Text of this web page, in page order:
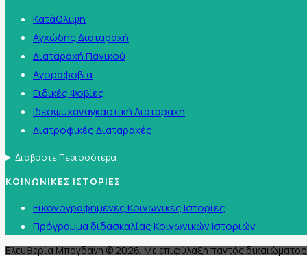
Κατάθλιψη
Αγχώδης Διαταραχή
Διαταραχή Πανικού
Αγοραφοβία
Ειδικές Φοβίες
Ιδεοψυχαναγκαστική Διαταραχή
Διατροφικές Διαταραχές
Διαβάστε Περισσότερα
ΚΟΙΝΩΝΙΚΕΣ ΙΣΤΟΡΙΕΣ
Εικονογραφημένες Κοινωνικές Ιστορίες
Πρόγραμμα διδασκαλίας Κοινωνικών Ιστοριών
Ελευθερία Μπογδάνη © 2026. Με επιφύλαξη παντός